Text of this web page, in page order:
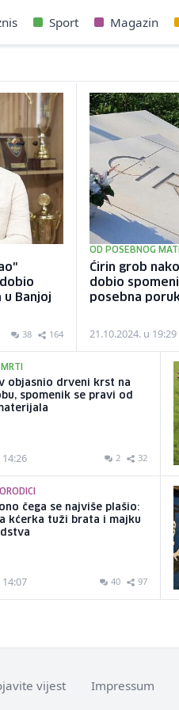
Sport Magazin
Banjoj
38 164
OD POSEBNOG
Ćirin grob
dobio
posebna
21.10.2024. u 19:29
objasnio drveni krst na
spomenik se pravi od
2 32
čega se najviše plašio:
kćerka tuži brata i majku
40 97
vijest Impressum